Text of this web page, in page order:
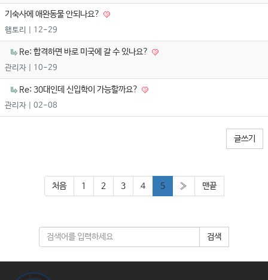
기숙사에 애완동물 안되나요?
햄토리 | 12-29
Re: 합격하면 바로 미국에 갈 수 있나요?
관리자 | 10-29
Re: 30대인데 신입학이 가능할까요?
관리자 | 02-08
글쓰기
처음 1 2 3 4 5 » 맨끝
검색